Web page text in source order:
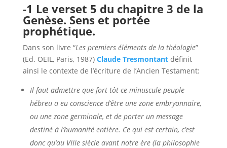
-1 Le verset 5 du chapitre 3 de la
Genèse. Sens et portée
prophétique.
Dans son livre “Les premiers éléments de la théologie”
(Ed. OEIL, Paris, 1987) Claude Tresmontantdéfinit
ainsi le contexte de l’écriture de l’Ancien Testament:
Il faut admettre que fort tôt ce minuscule peuple
hébreu a eu conscience d’être une zone embryonnaire,
ou une zone germinale, et de porter un message
destiné à l’humanité entière. Ce qui est certain, c’est
donc qu’au VIIIe siècle avant notre ère (la philosophie